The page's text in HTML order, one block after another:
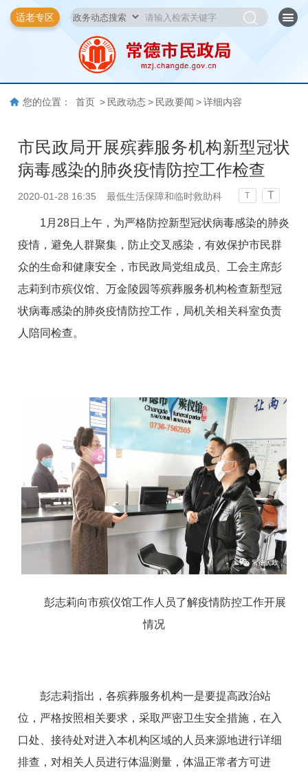
适老专区
您的位置： 首页 > 民政动态 > 民政要闻 > 详细内容
市民政局开展殡葬服务机构新型冠状
病毒感染的肺炎疫情防控工作检查
2020-01-28 16:35 最低生活保障和临时救助科 T T
1月28日上午，为严格防控新型冠状病毒感染的肺炎
疫情，避免人群聚集，防止交叉感染 ，有效保护市民群
众的生命和健康安全，市民政局党组成员、工会主席彭
志莉到市殡仪馆、万金陵园等殡葬服务机构检查新型冠
状病毒感染的肺炎疫情防控工作，局机关相关科室负责
人陪同检查。
彭志莉向市殡仪馆工作人员了解疫情防控工作开展
情况
彭志莉指出，各殡葬服务机构一是要提高政治站
位，严格按照相关要求，采取严密卫生安全措施，在入
口处、接待处对进入本机构区域的人员来源地进行详细
排查，对相关人员进行体温测量，体温正常者方可进